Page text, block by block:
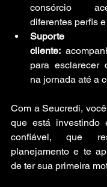
consórcio
diferentes perfis
cliente:
para esclarecer
na jornada até a
Com a Seucredi,
que está investindo
confiável, que
planejamento e te
de ter sua primeira